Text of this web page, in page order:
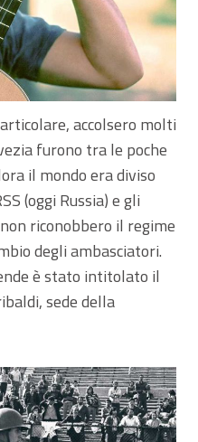
accolsero molti
furono tra le poche
il mondo era diviso
(oggi Russia) e gli
riconobbero il regime
degli ambasciatori.
è stato intitolato il
sede della